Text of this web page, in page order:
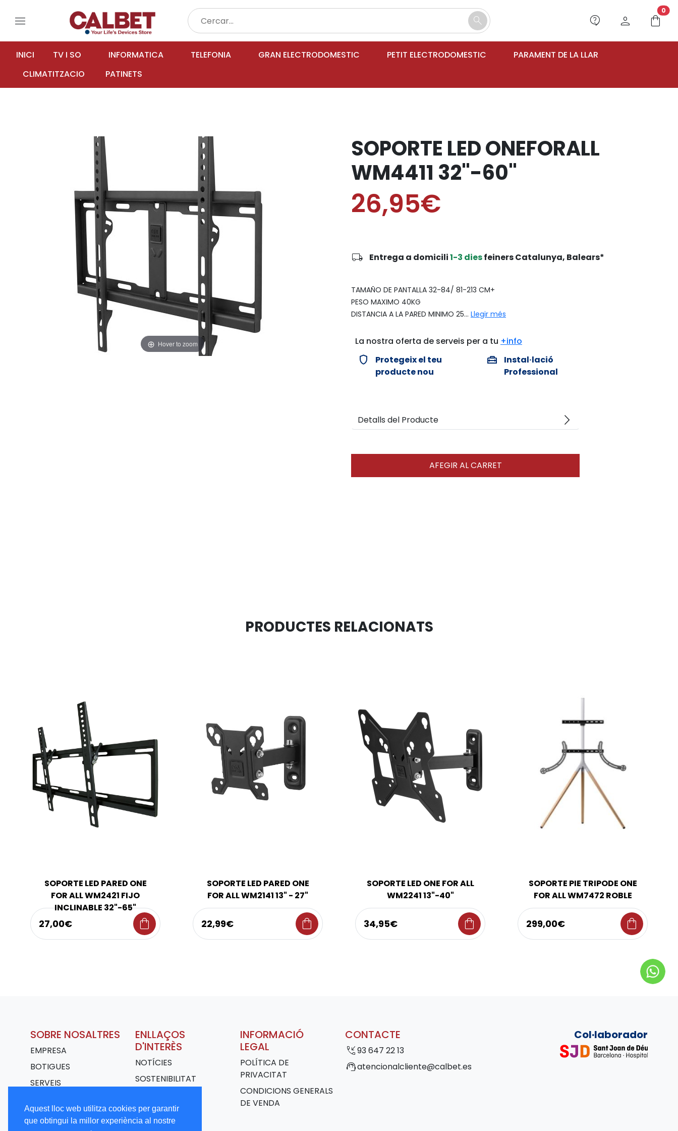
Aquest lloc web utilitza cookies per garantir
que obtingui la millor experiència al nostre
menu search contact_support person shopping_bag
0
INICI TV I SO INFORMATICA TELEFONIA GRAN ELECTRODOMESTIC PETIT ELECTRODOMESTIC
PARAMENT DE LA LLAR
CLIMATITZACIO
PATINETS
Hover to zoom
SOPORTE LED ONEFORALL
WM4411 32"-60"
26,95€
local_shipping Entrega a domicili1-3 diesfeiners Catalunya, Balears*
TAMAÑO DE PANTALLA 32-84/ 81-213 CM+
PESO MAXIMO 40KG
DISTANCIA A LA PARED MINIMO 25... Llegir més
La nostra oferta de serveis per a tu +info
verified_user
Protegeix el teu
producte nou
home_repair_service
Instal·lació
Professional
Detalls del Producte arrow_forward_ios
AFEGIR AL CARRET
PRODUCTES RELACIONATS
SOPORTE LED PARED ONE
FOR ALL WM2421 FIJO
INCLINABLE 32"-65"
27,00€ shopping_bag
SOPORTE LED PARED ONE
FOR ALL WM2141 13" - 27"
22,99€ shopping_bag
SOPORTE LED ONE FOR ALL
WM2241 13"-40"
34,95€ shopping_bag
SOPORTE PIE TRIPODE ONE
FOR ALL WM7472 ROBLE
299,00€ shopping_bag
SOBRE NOSALTRES
EMPRESA
BOTIGUES
SERVEIS
TREBALLA AMB
NOSALTRES
ENLLAÇOS
D'INTERÈS
NOTÍCIES
SOSTENIBILITAT
INFORMACIÓ
LEGAL
POLÍTICA DE
PRIVACITAT
CONDICIONS GENERALS
DE VENDA
CONTACTE
phone_callback93 647 22 13
support_agentatencionalcliente@calbet.es
Col·laborador